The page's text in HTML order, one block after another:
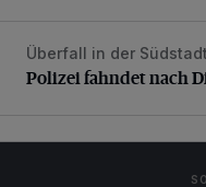
Polizei fahndet nach
Überfall in der Südstadt
Polizei fahndet nach